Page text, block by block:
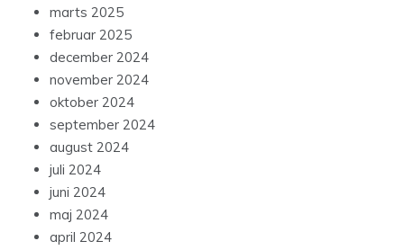
marts 2025
februar 2025
december 2024
november 2024
oktober 2024
september 2024
august 2024
juli 2024
juni 2024
maj 2024
april 2024